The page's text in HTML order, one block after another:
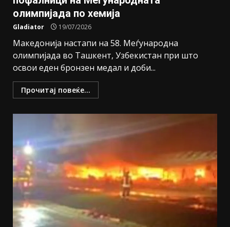
олимпијада по хемија
Gladiator 19/07/2026
Македонија настапи на 58. Меѓународна
олимпијада во Ташкент, Узбекистан при што
освои еден бронзен медал и доби...
Прочитај повеќе...